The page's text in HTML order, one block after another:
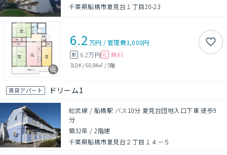
千葉県船橋市夏見台１丁目20-23
6.2 万円 /管理費3,000円
敷 6.2万円 礼 無料
3LDK/60.84㎡ /5階
賃貸アパート ドリーム1
総武線 / 船橋駅 バス10分 夏見台団地入口下車 徒歩9
分
築32年 /2階建
千葉県船橋市夏見台２丁目１４－５